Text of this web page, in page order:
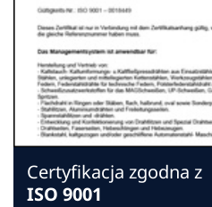
Certyfikacja zgodna z
ISO 9001